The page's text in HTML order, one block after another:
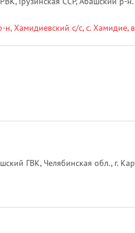
н, Хамидиевский с/с, с. Хамидие,
ГВК, Челябинская обл., г.